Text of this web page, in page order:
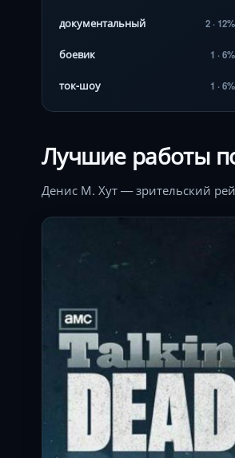
документальный 2 · 12%
боевик 1 · 6%
ток-шоу 1 · 6%
Лучшие работы
Денис М. Хут — зрительский